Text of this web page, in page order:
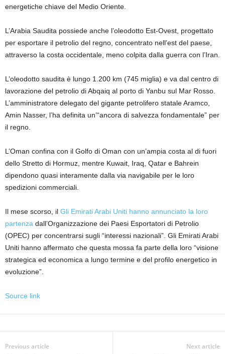
energetiche chiave del Medio Oriente.
L’Arabia Saudita possiede anche l’oleodotto Est-Ovest, progettato
per esportare il petrolio del regno, concentrato nell’est del paese,
attraverso la costa occidentale, meno colpita dalla guerra con l’Iran.
L’oleodotto saudita è lungo 1.200 km (745 miglia) e va dal centro di
lavorazione del petrolio di Abqaiq al porto di Yanbu sul Mar Rosso.
L’amministratore delegato del gigante petrolifero statale Aramco,
Amin Nasser, l’ha definita un’“ancora di salvezza fondamentale” per
il regno.
L’Oman confina con il Golfo di Oman con un’ampia costa al di fuori
dello Stretto di Hormuz, mentre Kuwait, Iraq, Qatar e Bahrein
dipendono quasi interamente dalla via navigabile per le loro
spedizioni commerciali.
Il mese scorso, il Gli Emirati Arabi Uniti hanno annunciato la loro
partenza dall’Organizzazione dei Paesi Esportatori di Petrolio
(OPEC) per concentrarsi sugli “interessi nazionali”. Gli Emirati Arabi
Uniti hanno affermato che questa mossa fa parte della loro “visione
strategica ed economica a lungo termine e del profilo energetico in
evoluzione”.
Source link
Previous article Next article